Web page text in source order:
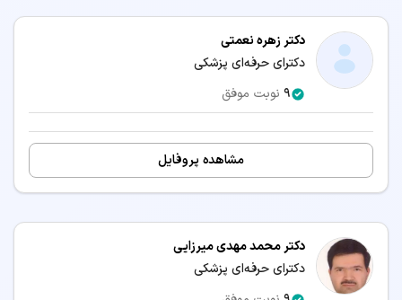
دکتر زهره نعمتی
دکترای حرفه‌ای پزشکی
9 نوبت موفق
مشاهده پروفایل
دکتر محمد مهدی میرزایی
دکترای حرفه‌ای پزشکی